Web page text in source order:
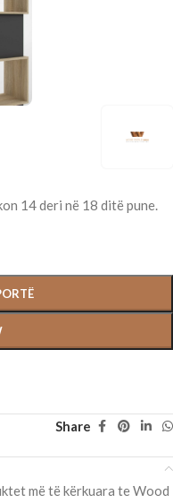
14 deri në 18 ditë pune.
Share
më të kërkuara te Wood